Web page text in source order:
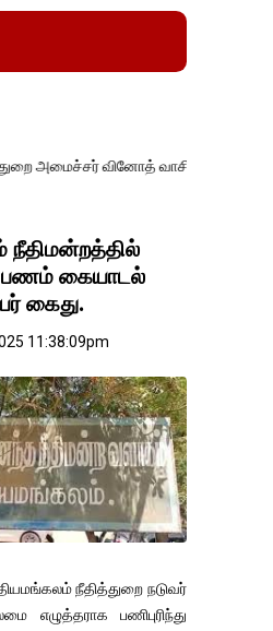
வாசித்து வருகிறார். �.
நீதிமன்றத்தில்
பணம் கையாடல்
கைது.
11:38:09pm
நீதித்துறை நடுவர்
எழுத்தராக பணிபுரிந்து